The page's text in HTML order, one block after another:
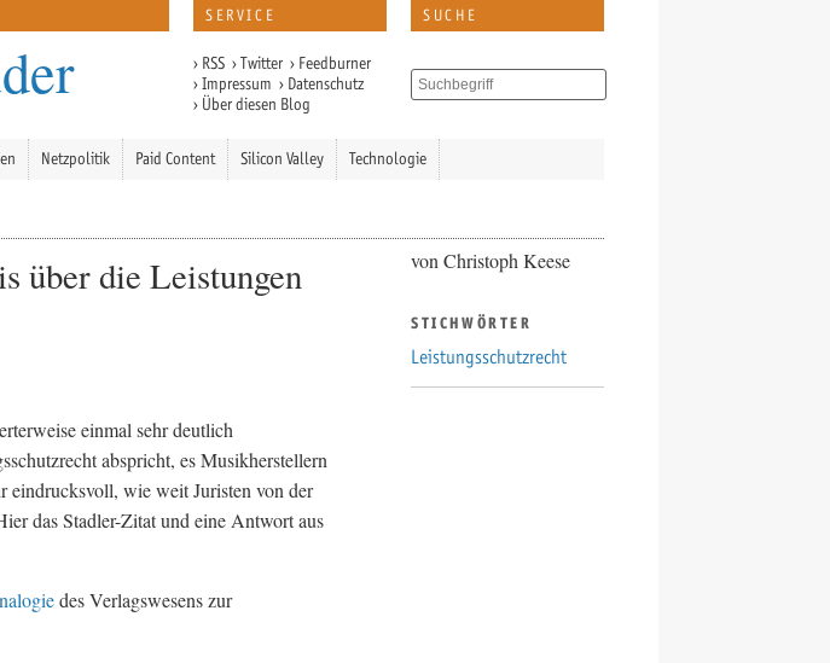
SERVICE
› RSS ›Twitter › Feedburner
›Impressum › Datenschutz
› Über diesen Blog
SUCHE
Netzpolitik Paid Content Silicon Valley Technologie
über die Leistungen
einmal sehr deutlich
abspricht, es Musikherstellern
eindrucksvoll, wie weit Juristen von der
das Stadler-Zitat und eine Antwort aus
des Verlagswesens zur
von Christoph Keese
STICHWÖRTER
Leistungsschutzrecht